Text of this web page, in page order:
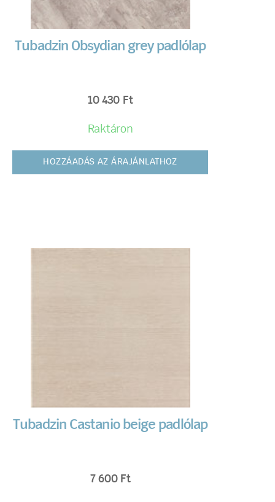
Tubadzin Obsydian grey padlólap
10 430 Ft
Raktáron
HOZZÁADÁS AZ ÁRAJÁNLATHOZ
Tubadzin Castanio beige padlólap
7 600 Ft